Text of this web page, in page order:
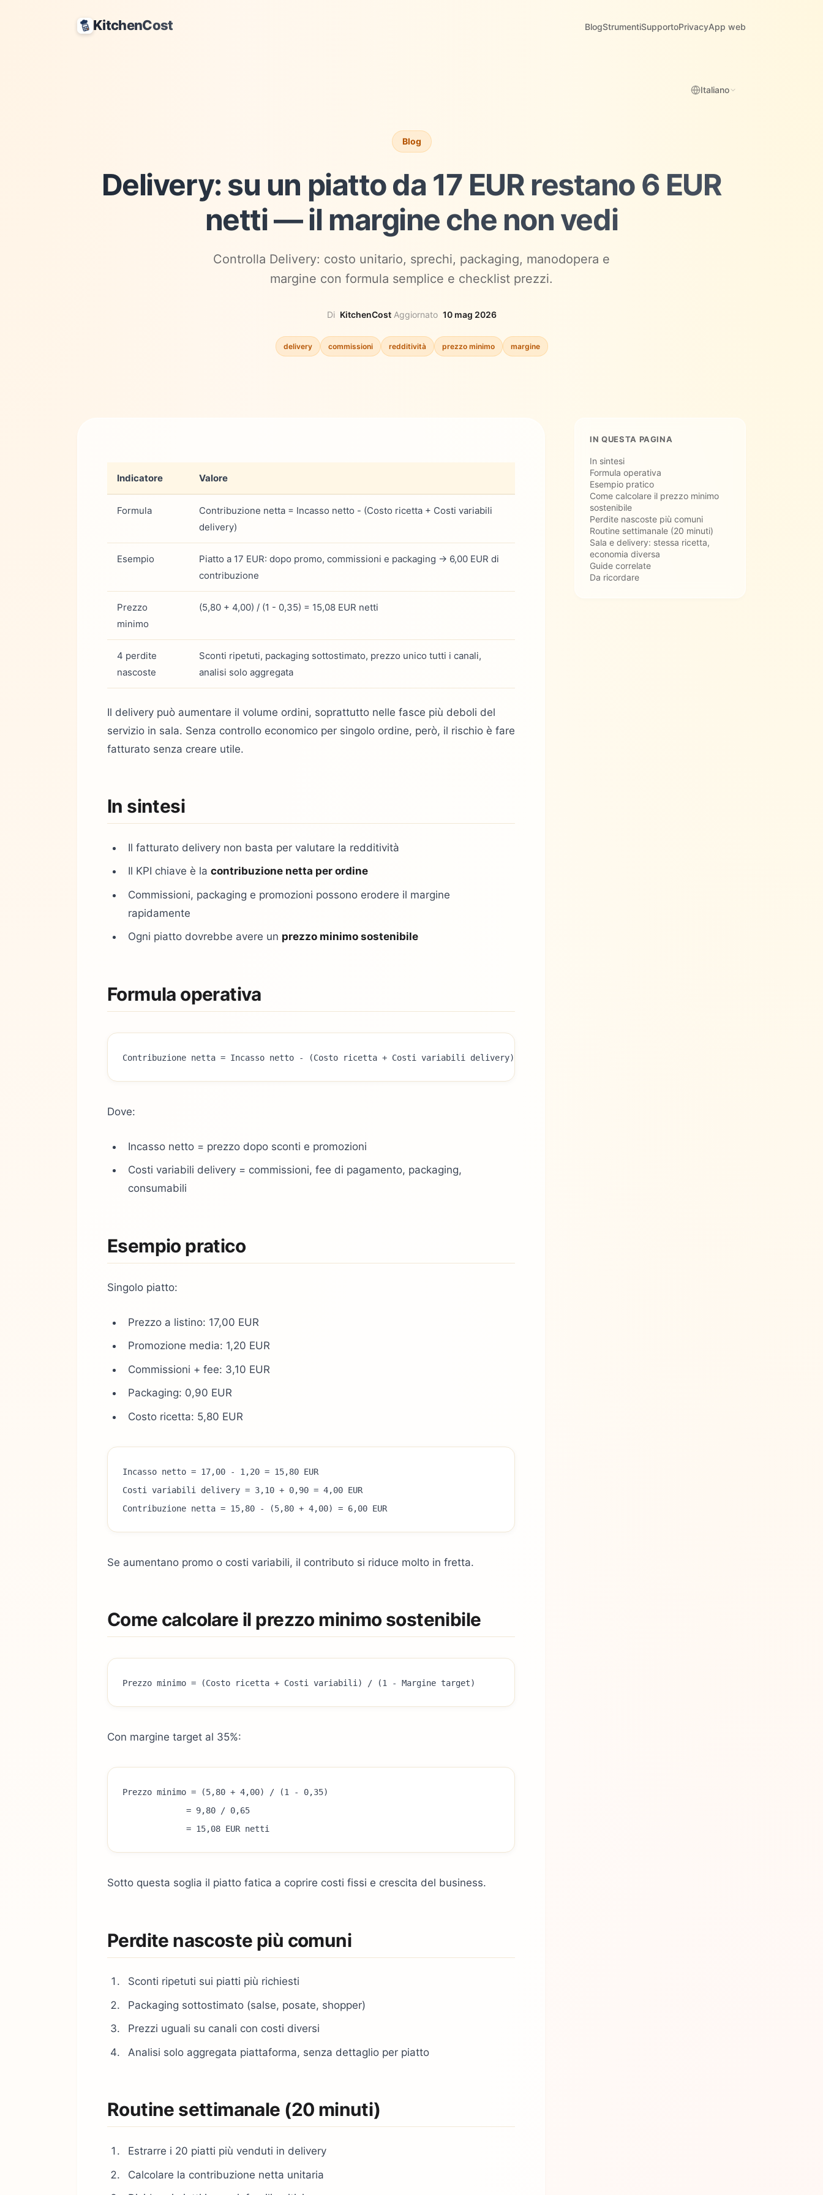
KitchenCost BlogStrumentiSupportoPrivacyApp web
Italiano
Blog
Delivery: su un piatto da 17 EUR restano 6 EUR
netti — il margine che non vedi
Controlla Delivery: costo unitario, sprechi, packaging, manodopera e
margine con formula semplice e checklist prezzi.
Di KitchenCost· Aggiornato 10 mag 2026
delivery commissioni redditività prezzo minimo margine
Indicatore Valore
Formula
Contribuzione netta = Incasso netto - (Costo ricetta + Costi variabili
delivery)
Esempio
Piatto a 17 EUR: dopo promo, commissioni e packaging → 6,00 EUR di
contribuzione
Prezzo
minimo
(5,80 + 4,00) / (1 - 0,35) = 15,08 EUR netti
4 perdite
nascoste
Sconti ripetuti, packaging sottostimato, prezzo unico tutti i canali,
analisi solo aggregata
Il delivery può aumentare il volume ordini, soprattutto nelle fasce più deboli del
servizio in sala. Senza controllo economico per singolo ordine, però, il rischio è fare
fatturato senza creare utile.
In sintesi
Il fatturato delivery non basta per valutare la redditività
Il KPI chiave è la contribuzione netta per ordine
Commissioni, packaging e promozioni possono erodere il margine
rapidamente
Ogni piatto dovrebbe avere un prezzo minimo sostenibile
Formula operativa
Contribuzione netta = Incasso netto - (Costo ricetta + Costi variabili delivery)
Dove:
Incasso netto = prezzo dopo sconti e promozioni
Costi variabili delivery = commissioni, fee di pagamento, packaging,
consumabili
Esempio pratico
Singolo piatto:
Prezzo a listino: 17,00 EUR
Promozione media: 1,20 EUR
Commissioni + fee: 3,10 EUR
Packaging: 0,90 EUR
Costo ricetta: 5,80 EUR
Incasso netto = 17,00 - 1,20 = 15,80 EUR
Costi variabili delivery = 3,10 + 0,90 = 4,00 EUR
Contribuzione netta = 15,80 - (5,80 + 4,00) = 6,00 EUR
Se aumentano promo o costi variabili, il contributo si riduce molto in fretta.
Come calcolare il prezzo minimo sostenibile
Prezzo minimo = (Costo ricetta + Costi variabili) / (1 - Margine target)
Con margine target al 35%:
Prezzo minimo = (5,80 + 4,00) / (1 - 0,35)
             = 9,80 / 0,65
             = 15,08 EUR netti
Sotto questa soglia il piatto fatica a coprire costi fissi e crescita del business.
Perdite nascoste più comuni
Sconti ripetuti sui piatti più richiesti
Packaging sottostimato (salse, posate, shopper)
Prezzi uguali su canali con costi diversi
Analisi solo aggregata piattaforma, senza dettaglio per piatto
Routine settimanale (20 minuti)
Estrarre i 20 piatti più venduti in delivery
Calcolare la contribuzione netta unitaria
IN QUESTA PAGINA
In sintesi
Formula operativa
Esempio pratico
Come calcolare il prezzo minimo
sostenibile
Perdite nascoste più comuni
Routine settimanale (20 minuti)
Sala e delivery: stessa ricetta,
economia diversa
Guide correlate
Da ricordare